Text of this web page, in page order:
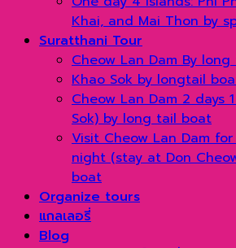
Khai, and Mai Thon by
Suratthani Tour
Cheow Lan Dam By
Khao Sok by longtail
Cheow Lan Dam 2 days
Sok) by long tail boat
Visit Cheow Lan Dam
night (stay at Don
boat
Organize tours
แกลเลอรี่
Blog